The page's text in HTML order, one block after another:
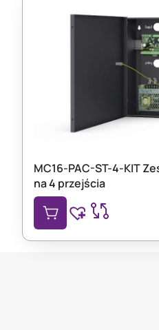
MC16-PAC-ST-4-KIT
na 4 przejścia